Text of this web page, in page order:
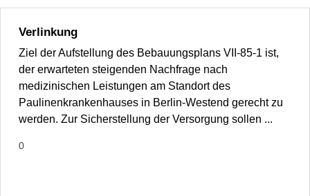
Verlinkung
Ziel der Aufstellung des Bebauungsplans VII-85-1 ist,
der erwarteten steigenden Nachfrage nach
medizinischen Leistungen am Standort des
Paulinenkrankenhauses in Berlin-Westend gerecht zu
werden. Zur Sicherstellung der Versorgung sollen ...
0